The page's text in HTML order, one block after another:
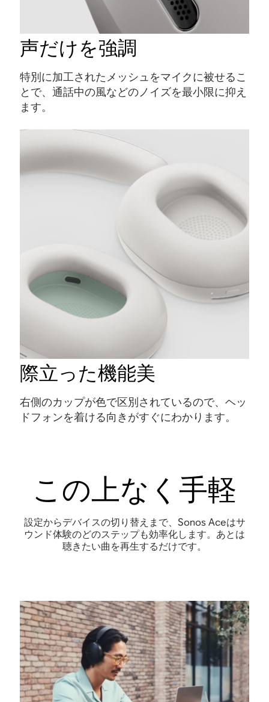
声だけを強調
特別に加工されたメッシュをマイクに被せるこ
とで、通話中の風などのノイズを最小限に抑え
ます。
際立った機能美
右側のカップが色で区別されているので、ヘッ
ドフォンを着ける向きがすぐにわかります。
この上なく手軽
設定からデバイスの切り替えまで、Sonos Aceはサ
ウンド体験のどのステップも効率化します。あとは
聴きたい曲を再生するだけです。